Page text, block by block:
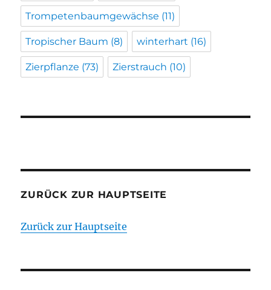
Trompetenbaumgewächse (11)
Tropischer Baum (8) winterhart (16)
Zierpflanze (73) Zierstrauch (10)
ZURÜCK ZUR HAUPTSEITE
Zurück zur Hauptseite